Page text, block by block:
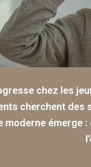
chez les
cherchent des
moderne émerge